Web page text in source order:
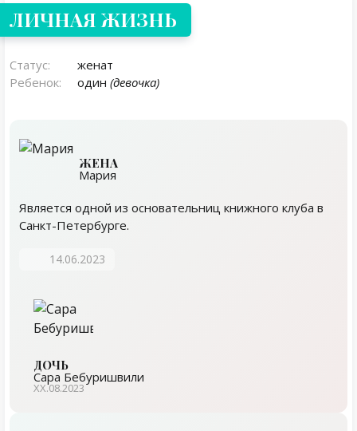
ЛИЧНАЯ ЖИЗНЬ
Статус:
женат
Ребенок:
один (девочка)
ЖЕНА
Мария
Является одной из основательниц книжного клуба в
Санкт-Петербурге.
14.06.2023
ДОЧЬ
Сара Бебуришвили
ХХ.08.2023